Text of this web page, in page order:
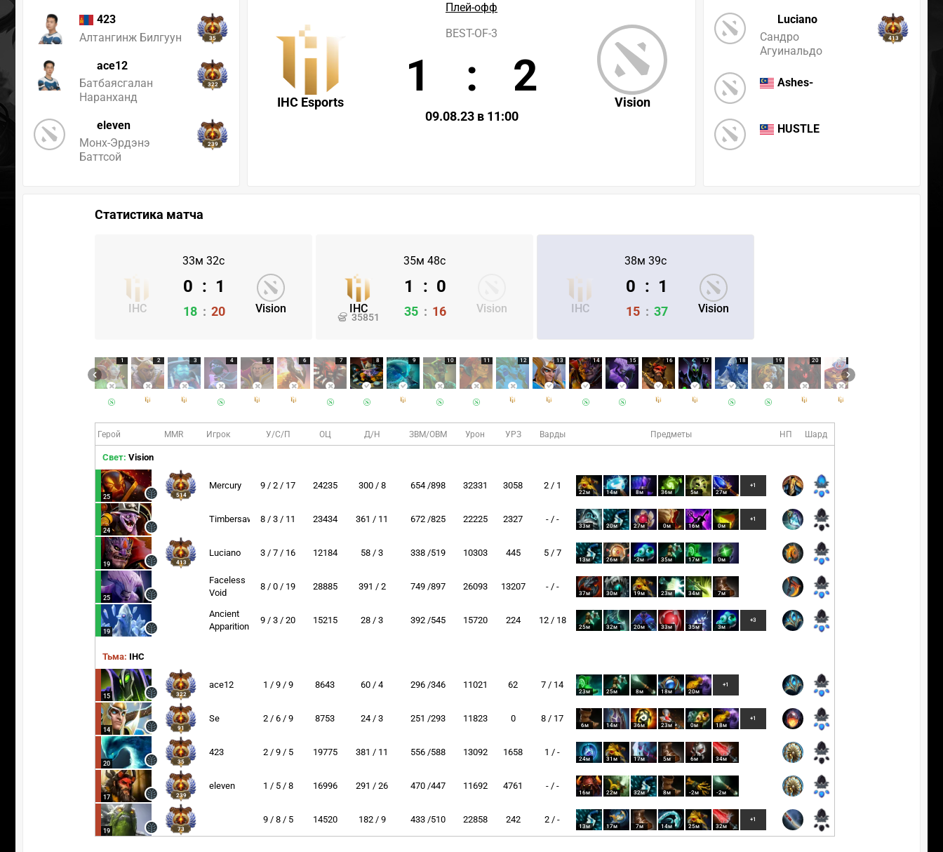
423
Алтангинж Билгуун
35
ace12
Батбаясгалан
Наранханд
322
eleven
Монх-Эрдэнэ
Баттсой
239
Luciano
Сандро
Агуинальдо
413
Ashes-
HUSTLE
Плей-офф
IHC Esports Vision
BEST-OF-3
1 : 2
09.08.23 в 11:00
Статистика матча
33м 32с
IHC Vision
0 : 1
18 : 20
35м 48с
IHC
35851
Vision
1 : 0
35 : 16
38м 39с
IHC Vision
0 : 1
15 : 37
1 2 3 4 5 6 7 8 9 10 11 12 13 14 15 16 17 18 19 20
Герой MMR Игрок У/С/П ОЦ Д/Н ЗВМ/ОВМ Урон УРЗ Варды Предметы НП Шард
Свет: Vision
25 514
Mercury 9 / 2 / 17 24235 300 / 8 654 /898 32331 3058 2 / 1
22м 14м 8м 36м 5м 27м
+1
24
Timbersaw 8 / 3 / 11 23434 361 / 11 672 /825 22225 2327 - / -
33м 20м 27м 0м 16м 0м
+1
19 413
Luciano 3 / 7 / 16 12184 58 / 3 338 /519 10303 445 5 / 7
13м 26м -2м 35м 17м 0м
25
Faceless
Void
8 / 0 / 19 28885 391 / 2 749 /897 26093 13207 - / -
37м 30м 19м 23м 34м 7м
19
Ancient
Apparition
9 / 3 / 20 15215 28 / 3 392 /545 15720 224 12 / 18
25м 32м 20м 33м 35м 3м
+3
Тьма: IHC
15 322
ace12 1 / 9 / 9 8643 60 / 4 296 /346 11021 62 7 / 14
23м 25м 8м 18м 20м
+1
14 91
Se 2 / 6 / 9 8753 24 / 3 251 /293 11823 0 8 / 17
6м 14м 36м 23м 0м 18м
+1
20 35
423 2 / 9 / 5 19775 381 / 11 556 /588 13092 1658 1 / -
24м 31м 17м 5м 6м 34м
17 239
eleven 1 / 5 / 8 16996 291 / 26 470 /447 11692 4761 - / -
16м 22м 32м 8м -2м -2м
19 73
9 / 8 / 5 14520 182 / 9 433 /510 22858 242 2 / -
13м 17м 7м 14м 25м 32м
+1